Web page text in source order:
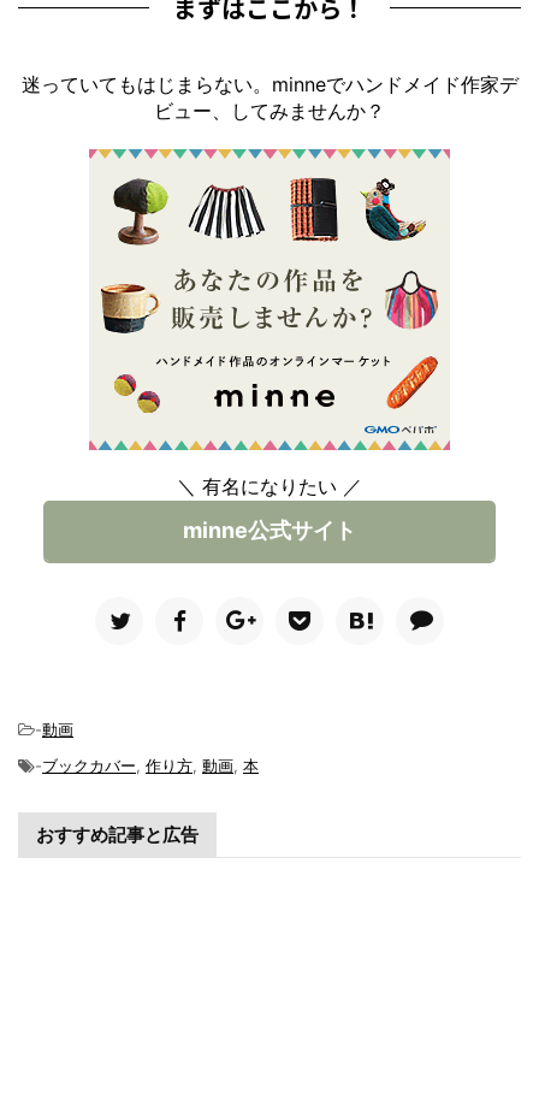
まずはここから！
迷っていてもはじまらない。minneでハンドメイド作家デ
ビュー、してみませんか？
＼ 有名になりたい ／
minne公式サイト
-動画
-ブックカバー, 作り方, 動画, 本
おすすめ記事と広告